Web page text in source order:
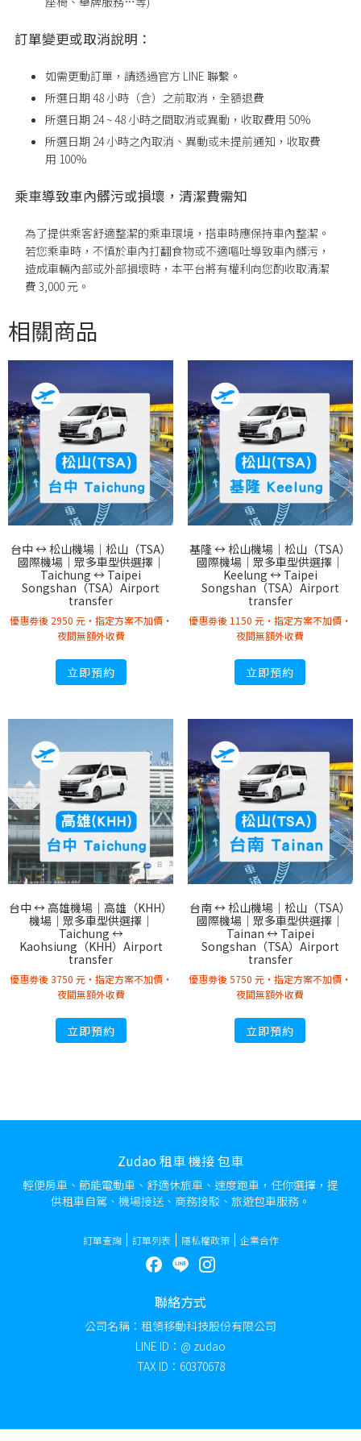
訂單變更或取消說明：
如需更動訂單，請透過官方 LINE 聯繫。
所選日期 48 小時（含）之前取消，全額退費
所選日期 24 ~ 48 小時之間取消或異動，收取費用 50%
所選日期 24小時之內取消、異動或未提前通知，收取費
用 100%
乘車導致車內髒污或損壞，清潔費需知
為了提供乘客舒適整潔的乘車環境，搭車時應保持車內整潔。
若您乘車時，不慎於車內打翻食物或不適嘔吐導致車內髒污，
造成車輛內部或外部損壞時，本平台將有權利向您酌收取清潔
費 3,000 元。
相關商品
台中 ↔︎ 松山機場｜松山（TSA）
國際機場｜眾多車型供選擇｜
Taichung ↔︎ Taipei
Songshan（TSA）Airport
transfer
優惠劵後 2950 元・指定方案不加價・
夜間無額外收費
立即預約
基隆 ↔︎ 松山機場｜松山（TSA）
國際機場｜眾多車型供選擇｜
Keelung ↔︎ Taipei
Songshan（TSA）Airport
transfer
優惠劵後 1150 元・指定方案不加價・
夜間無額外收費
立即預約
台中 ↔︎ 高雄機場｜高雄（KHH）
機場｜眾多車型供選擇｜
Taichung ↔︎
Kaohsiung（KHH）Airport
transfer
優惠劵後 3750 元・指定方案不加價・
夜間無額外收費
立即預約
台南 ↔︎ 松山機場｜松山（TSA）
國際機場｜眾多車型供選擇｜
Tainan ↔︎ Taipei
Songshan（TSA）Airport
transfer
優惠劵後 5750 元・指定方案不加價・
夜間無額外收費
立即預約
Zudao 租車 機接 包車
輕便房車、節能電動車、舒適休旅車、速度跑車，任你選擇，提
供租車自駕、機場接送、商務接駁、旅遊包車服務。
訂單查詢 訂單列表 隱私權政策 企業合作
聯絡方式
公司名稱：租領移動科技股份有限公司
LINE ID：@ zudao
TAX ID：60370678